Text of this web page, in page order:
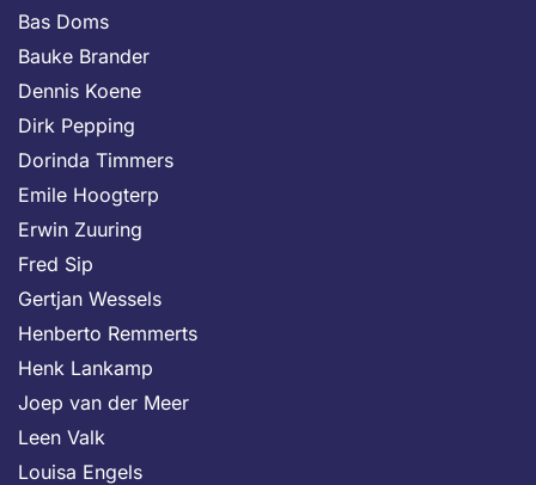
Bas Doms
Bauke Brander
Dennis Koene
Dirk Pepping
Dorinda Timmers
Emile Hoogterp
Erwin Zuuring
Fred Sip
Gertjan Wessels
Henberto Remmerts
Henk Lankamp
Joep van der Meer
Leen Valk
Louisa Engels